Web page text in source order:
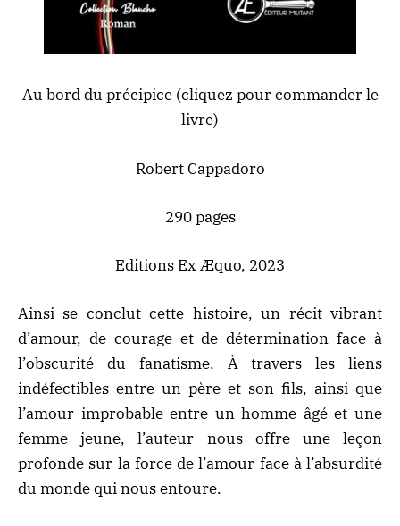
Au bord du précipice(cliquez pour commander le
livre)
Robert Cappadoro
290 pages
Editions Ex Æquo, 2023
Ainsi se conclut cette histoire, un récit vibrant
d’amour, de courage et de détermination face à
l’obscurité du fanatisme. À travers les liens
indéfectibles entre un père et son fils, ainsi que
l’amour improbable entre un homme âgé et une
femme jeune, l’auteur nous offre une leçon
profonde sur la force de l’amour face à l’absurdité
du monde qui nous entoure.